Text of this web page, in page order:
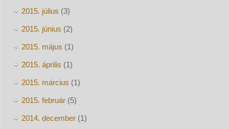
2015. július (3)
2015. június (2)
2015. május (1)
2015. április (1)
2015. március (1)
2015. február(5)
2014. december(1)